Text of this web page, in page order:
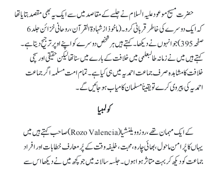
حضرت مسیح موعود علیہ السلام نے جلسےکے مقاصد میں سے ایک یہ بھی مقصد بتایا تھا
کہ ایک دوسرے کی خاطر قربانی کرو۔(ماخوذ از شہادۃ القرآن، روحانی خزائن جلد6
صفحہ395)جو انہوں نے دیکھا۔ کہتے ہیں ہر شخص دوسرے کو اپنے اوپر ترجیح دیتا ہے۔
کہتے ہیں میں نے زمانہ طالبعلمی میں خلافت کے بارے میں سنا تھا لیکن حقیقی اور سچی
خلافت کا مشاہدہ صرف جماعت احمدیہ میں ہی کیا ہے۔ تمام امت مسلمہ اگر جماعت
احمدیہ کی پیروی کرے تو یقیناً مسلمان کامیاب ہو جائیں گے۔
کولمبیا
کے ایک مہمان تھے، روزو ویلنشیا (Rozo Valencia) صاحب کہتے ہیں میں
یہاں کا پُرامن ماحول، بھائی چارہ، محبت، خلیفہ وقت کے پُرمعارف خطابات اور افراد
جماعت کو دیکھ کر بہت متاثر ہوا ہوں۔ جلسہ سالانہ میں جو کچھ میں نے دیکھا اس سے